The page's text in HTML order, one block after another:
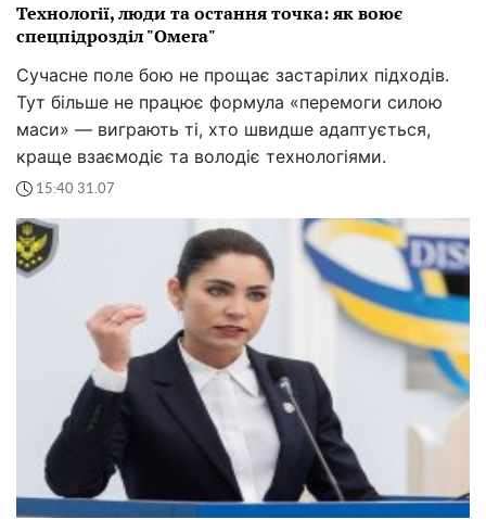
Технології, люди та остання точка: як воює
спецпідрозділ "Омега"
Сучасне поле бою не прощає застарілих підходів.
Тут більше не працює формула «перемоги силою
маси» — виграють ті, хто швидше адаптується,
краще взаємодіє та володіє технологіями.
15:40 31.07